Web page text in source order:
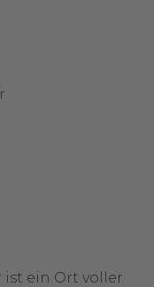
ist ein Ort voller